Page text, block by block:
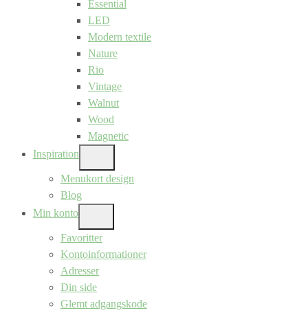
Essential
LED
Modern textile
Nature
Rio
Vintage
Walnut
Wood
Magnetic
Inspiration
SUB
MENU
Menukort design
Blog
Min konto
SUB
MENU
Favoritter
Kontoinformationer
Adresser
Din side
Glemt adgangskode